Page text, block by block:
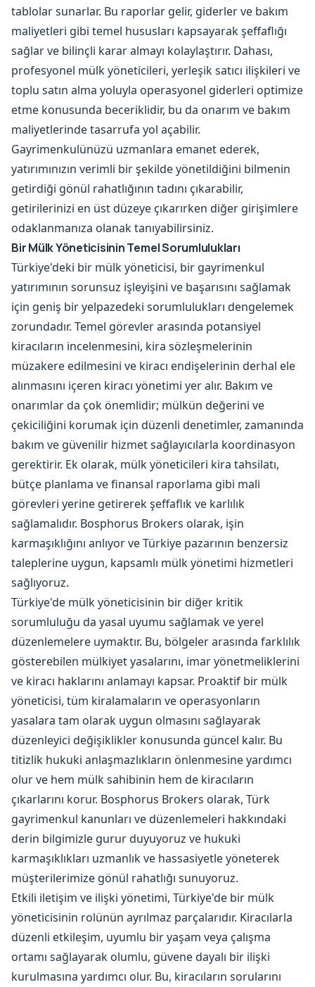
tablolar sunarlar. Bu raporlar gelir, giderler ve bakım
maliyetleri gibi temel hususları kapsayarak şeffaflığı
sağlar ve bilinçli karar almayı kolaylaştırır. Dahası,
profesyonel mülk yöneticileri, yerleşik satıcı ilişkileri ve
toplu satın alma yoluyla operasyonel giderleri optimize
etme konusunda beceriklidir, bu da onarım ve bakım
maliyetlerinde tasarrufa yol açabilir.
Gayrimenkulünüzü uzmanlara emanet ederek,
yatırımınızın verimli bir şekilde yönetildiğini bilmenin
getirdiği gönül rahatlığının tadını çıkarabilir,
getirilerinizi en üst düzeye çıkarırken diğer girişimlere
odaklanmanıza olanak tanıyabilirsiniz.
Bir Mülk Yöneticisinin Temel Sorumlulukları
Türkiye'deki bir mülk yöneticisi, bir gayrimenkul
yatırımının sorunsuz işleyişini ve başarısını sağlamak
için geniş bir yelpazedeki sorumlulukları dengelemek
zorundadır. Temel görevler arasında potansiyel
kiracıların incelenmesini, kira sözleşmelerinin
müzakere edilmesini ve kiracı endişelerinin derhal ele
alınmasını içeren kiracı yönetimi yer alır. Bakım ve
onarımlar da çok önemlidir; mülkün değerini ve
çekiciliğini korumak için düzenli denetimler, zamanında
bakım ve güvenilir hizmet sağlayıcılarla koordinasyon
gerektirir. Ek olarak, mülk yöneticileri kira tahsilatı,
bütçe planlama ve finansal raporlama gibi mali
görevleri yerine getirerek şeffaflık ve karlılık
sağlamalıdır. Bosphorus Brokers olarak, işin
karmaşıklığını anlıyor ve Türkiye pazarının benzersiz
taleplerine uygun, kapsamlı mülk yönetimi hizmetleri
sağlıyoruz.
Türkiye'de mülk yöneticisinin bir diğer kritik
sorumluluğu da yasal uyumu sağlamak ve yerel
düzenlemelere uymaktır. Bu, bölgeler arasında farklılık
gösterebilen mülkiyet yasalarını, imar yönetmeliklerini
ve kiracı haklarını anlamayı kapsar. Proaktif bir mülk
yöneticisi, tüm kiralamaların ve operasyonların
yasalara tam olarak uygun olmasını sağlayarak
düzenleyici değişiklikler konusunda güncel kalır. Bu
titizlik hukuki anlaşmazlıkların önlenmesine yardımcı
olur ve hem mülk sahibinin hem de kiracıların
çıkarlarını korur. Bosphorus Brokers olarak, Türk
gayrimenkul kanunları ve düzenlemeleri hakkındaki
derin bilgimizle gurur duyuyoruz ve hukuki
karmaşıklıkları uzmanlık ve hassasiyetle yöneterek
müşterilerimize gönül rahatlığı sunuyoruz.
Etkili iletişim ve ilişki yönetimi, Türkiye'de bir mülk
yöneticisinin rolünün ayrılmaz parçalarıdır. Kiracılarla
düzenli etkileşim, uyumlu bir yaşam veya çalışma
ortamı sağlayarak olumlu, güvene dayalı bir ilişki
kurulmasına yardımcı olur. Bu, kiracıların sorularını